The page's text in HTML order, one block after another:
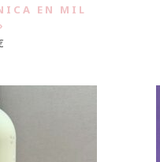
EN MIL